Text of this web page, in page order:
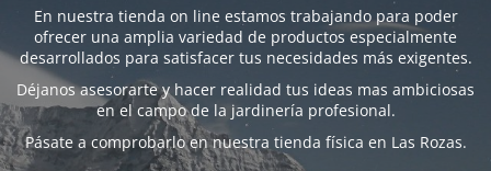
En nuestra tienda on line estamos trabajando para poder
ofrecer una amplia variedad de productos especialmente
desarrollados para satisfacer tus necesidades más exigentes.
Déjanos asesorarte y hacer realidad tus ideas mas ambiciosas
en el campo de la jardinería profesional.
Pásate a comprobarlo en nuestra tienda física en Las Rozas.